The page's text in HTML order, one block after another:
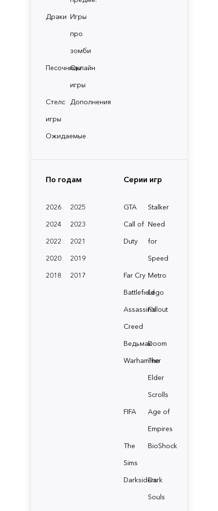
Драки Игры
про
зомби
ПесочницыОнлайн
игры
Стелс
игры
Дополнения
Ожидаемые
По годам
2026
2025
2024
2023
2022
2021
2020
2019
2018
2017
Серии игр
GTA
Stalker
Call of
Duty
Need
for
Speed
Far Cry Metro
BattlefieldLego
Assassin's
Creed
Fallout
ВедьмакDoom
Warhammer
The
Elder
Scrolls
FIFA
Age of
Empires
The
Sims
BioShock
Darksiders
Dark
Souls